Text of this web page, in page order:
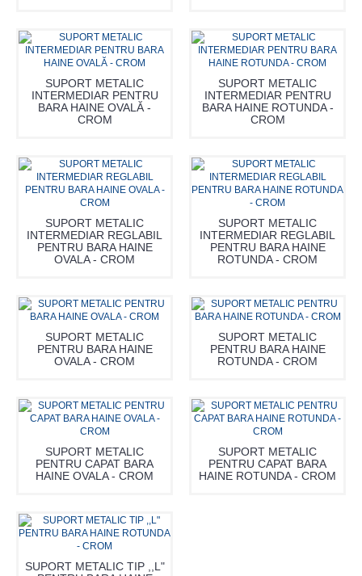
SUPORT METALIC
INTERMEDIAR PENTRU
BARA HAINE OVALĂ -
CROM
SUPORT METALIC
INTERMEDIAR PENTRU
BARA HAINE ROTUNDA -
CROM
SUPORT METALIC
INTERMEDIAR REGLABIL
PENTRU BARA HAINE
OVALA - CROM
SUPORT METALIC
INTERMEDIAR REGLABIL
PENTRU BARA HAINE
ROTUNDA - CROM
SUPORT METALIC
PENTRU BARA HAINE
OVALA - CROM
SUPORT METALIC
PENTRU BARA HAINE
ROTUNDA - CROM
SUPORT METALIC
PENTRU CAPAT BARA
HAINE OVALA - CROM
SUPORT METALIC
PENTRU CAPAT BARA
HAINE ROTUNDA - CROM
SUPORT METALIC TIP ,,L"